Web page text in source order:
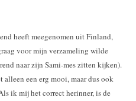
heeft meegenomen uit Finland,
voor mijn verzameling wilde
naar zijn Sami-mes zitten kijken).
een erg mooi, maar dus ook
ik mij het correct herinner, is de